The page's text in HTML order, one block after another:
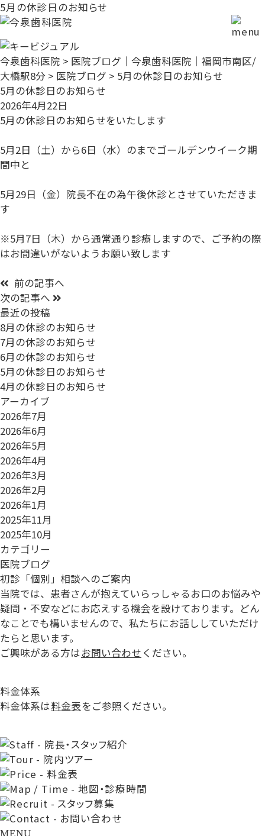
5月の休診日のお知らせ
今泉歯科医院 > 医院ブログ｜今泉歯科医院｜福岡市南区/
大橋駅8分 > 医院ブログ > 5月の休診日のお知らせ
5月の休診日のお知らせ
2026年4月22日
5月の休診日のお知らせをいたします
5月2日（土）から6日（水）のまでゴールデンウイーク期
間中と
5月29日（金）院長不在の為午後休診とさせていただきま
す
※5月7日（木）から通常通り診療しますので、ご予約の際
はお間違いがないようお願い致します
前の記事へ
次の記事へ
最近の投稿
8月の休診のお知らせ
7月の休診のお知らせ
6月の休診のお知らせ
5月の休診日のお知らせ
4月の休診日のお知らせ
アーカイブ
2026年7月
2026年6月
2026年5月
2026年4月
2026年3月
2026年2月
2026年1月
2025年11月
2025年10月
カテゴリー
医院ブログ
初診「個別」相談へのご案内
当院では、患者さんが抱えていらっしゃるお口のお悩みや
疑問・不安などにお応えする機会を設けております。どん
なことでも構いませんので、私たちにお話ししていただけ
たらと思います。
ご興味がある方はお問い合わせ ください。
料金体系
料金体系は料金表をご参照ください。
MENU